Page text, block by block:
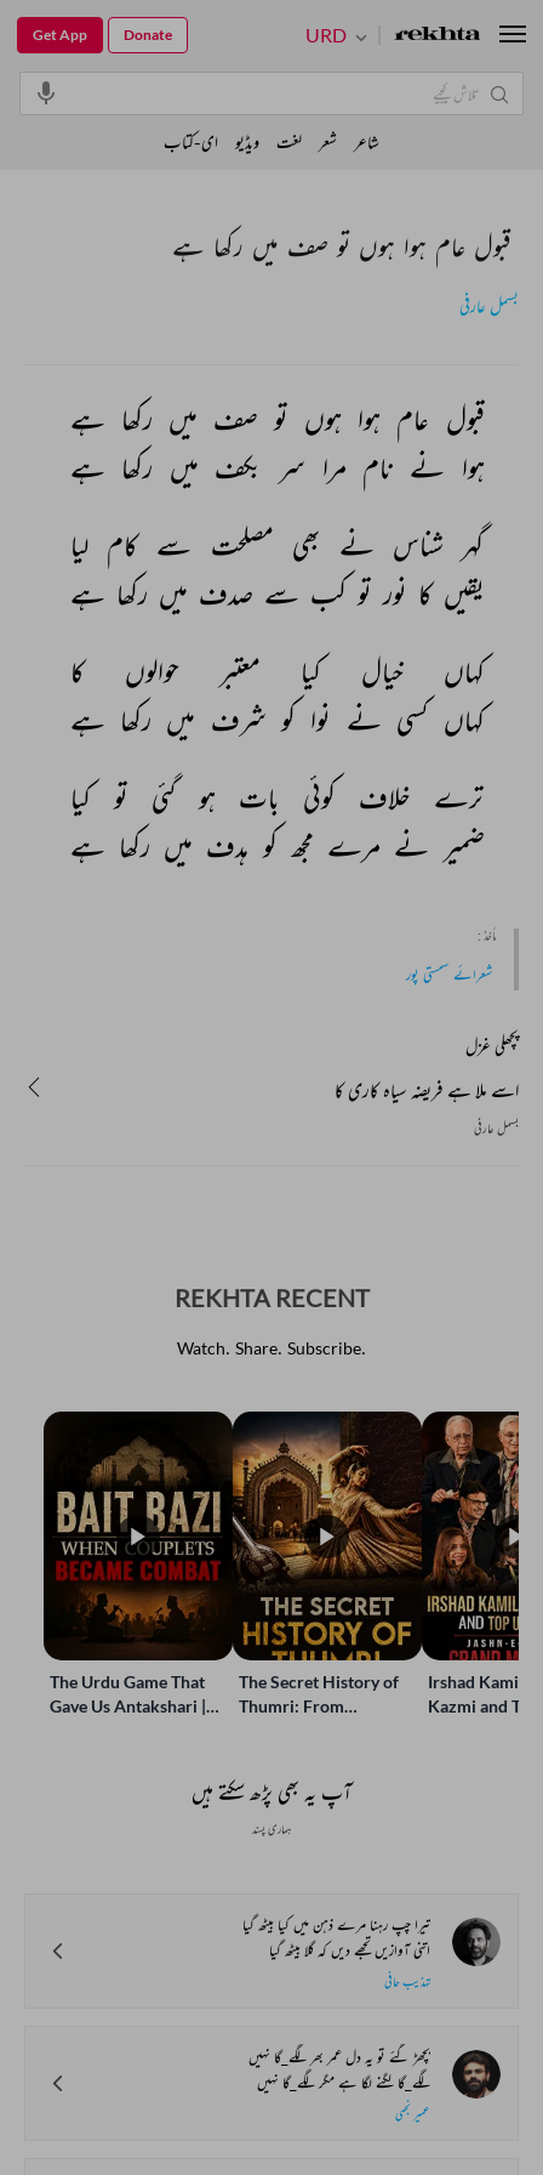
قبول عام ہوا ہوں تو صف میں رکھا ہے
بسمل عارفی
قبول عام ہوا ہوں تو صف میں رکھا ہے
ہوا نے نام مرا سر بکف میں رکھا ہے
گہر شناس نے بھی مصلحت سے کام لیا
یقیں کا نور تو کب سے صدف میں رکھا ہے
کہاں
خیال کیا معتبر حوالوں
کا
کہاں کسی نے نوا کو شرف میں رکھا ہے
ترے
خلاف کوئی بات ہو گئی تو
کیا
ضمیر نے مرے مجھ کو ہدف میں رکھا ہے
مأخذ :
شعرائے سمستی پور
پچھلی غزل
اسے ملا ہے فریضہ سیاہ کاری کا
بسمل عارفی
REKHTA RECENT
Watch. Share. Subscribe.
The Urdu Game That
Gave Us Antakshari |
The Secret History of
Thumri: From
Irshad Kamil,
Kazmi and
آپ یہ بھی پڑھ سکتے ہیں
ہماری پسند
تیرا چپ رہنا مرے ذہن میں کیا بیٹھ گیا
اتنی آوازیں تجھے دیں کہ گلا بیٹھ گیا
تہذیب حافی
بچھڑ گئے تو یہ دل عمر بھر لگے_گا نہیں
لگے_گا لگنے لگا ہے مگر لگے_گا نہیں
عمیر نجمی
URD
Get App Donate
شاعر شعر لغت ویڈیو ای-کتاب